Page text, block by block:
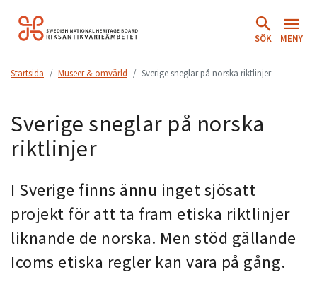
Hoppa
till
SÖK MENY
Startsida Museer & omvärld Sverige sneglar på norska riktlinjer
Sverige sneglar på norska
riktlinjer
I Sverige finns ännu inget sjösatt
projekt för att ta fram etiska riktlinjer
liknande de norska. Men stöd gällande
Icoms etiska regler kan vara på gång.